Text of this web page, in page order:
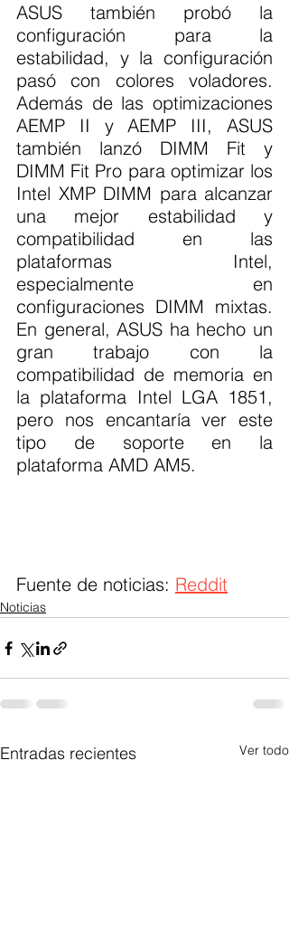
ASUS también probó la
configuración para la
estabilidad, y la configuración
pasó con colores voladores.
Además de las optimizaciones
AEMP II y AEMP III, ASUS
también lanzó DIMM Fit y
DIMM Fit Pro para optimizar los
Intel XMP DIMM para alcanzar
una mejor estabilidad y
compatibilidad en las
plataformas Intel,
especialmente en
configuraciones DIMM mixtas.
En general, ASUS ha hecho un
gran trabajo con la
compatibilidad de memoria en
la plataforma Intel LGA 1851,
pero nos encantaría ver este
tipo de soporte en la
plataforma AMD AM5.
Fuente de noticias: Reddit
Noticias
Entradas recientes Ver todo